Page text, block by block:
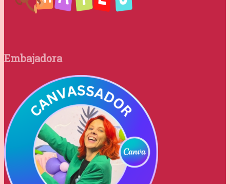
Embajadora